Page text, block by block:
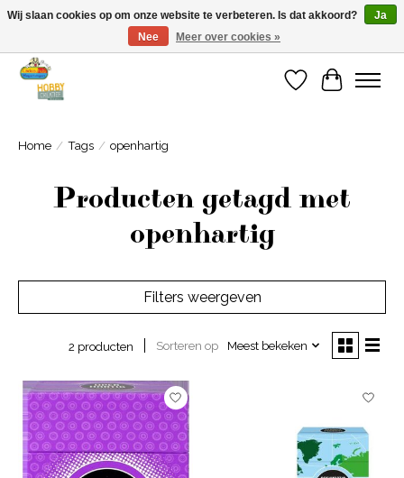
Welkom bij Cadeauhuis Wageningen
Verlanglijst
Home / Tags / openhartig
Producten getagd met
openhartig
Filters weergeven
2 producten Sorteren op Meest bekeken
Wij slaan cookies op om onze website te verbeteren. Is dat akkoord?
Ja
Nee
Meer over cookies »